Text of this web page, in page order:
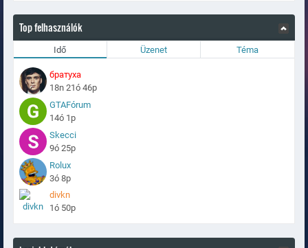
Top felhasználók
Idő Üzenet Téma
братуха
18n 21ó 46p
GTAFórum
14ó 1p
Skecci
9ó 25p
Rolux
3ó 8p
divkn
1ó 50p